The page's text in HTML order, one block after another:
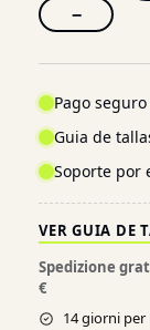
−
Pago
Guia de
Soporte por
VER GUIA DE
Spedizione
€
14 giorni per